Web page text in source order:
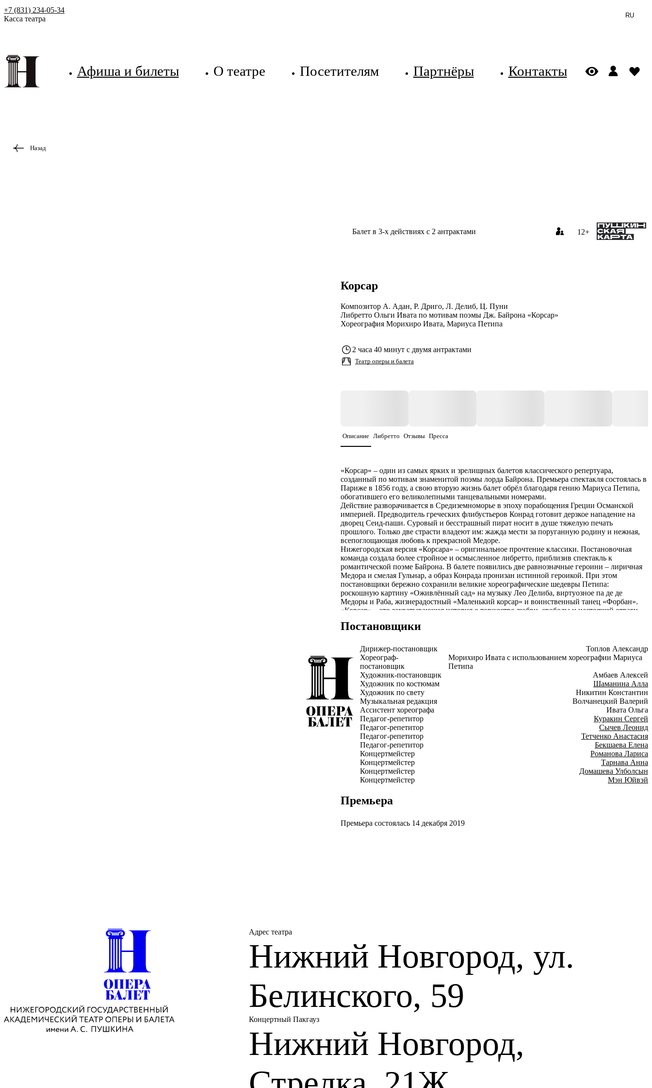
+7 (831) 234-05-34
Касса театра
RU
Афиша и билеты О театре Посетителям Партнёры Контакты
Назад
Балет в 3-х действиях с 2 антрактами 12+
Корсар
Композитор А. Адан, Р. Дриго, Л. Делиб, Ц. Пуни
Либретто Ольги Ивата по мотивам поэмы Дж. Байрона «Корсар»
Хореография Морихиро Ивата, Мариуса Петипа
2 часа 40 минут с двумя антрактами
Театр оперы и балета
Описание Либретто Отзывы Пресса
«Корсар» – один из самых ярких и зрелищных балетов классического репертуара,
созданный по мотивам знаменитой поэмы лорда Байрона. Премьера спектакля состоялась в
Париже в 1856 году, а свою вторую жизнь балет обрёл благодаря гению Мариуса Петипа,
обогатившего его великолепными танцевальными номерами.
Действие разворачивается в Средиземноморье в эпоху порабощения Греции Османской
империей. Предводитель греческих флибустьеров Конрад готовит дерзкое нападение на
дворец Сеид-паши. Суровый и бесстрашный пират носит в душе тяжелую печать
прошлого. Только две страсти владеют им: жажда мести за поруганную родину и нежная,
всепоглощающая любовь к прекрасной Медоре.
Нижегородская версия «Корсара» – оригинальное прочтение классики. Постановочная
команда создала более стройное и осмысленное либретто, приблизив спектакль к
романтической поэме Байрона. В балете появились две равнозначные героини – лиричная
Медора и смелая Гульнар, а образ Конрада пронизан истинной героикой. При этом
постановщики бережно сохранили великие хореографические шедевры Петипа:
роскошную картину «Оживлённый сад» на музыку Лео Делиба, виртуозное па де де
Медоры и Раба, жизнерадостный «Маленький корсар» и воинственный танец «Форбан».
«Корсар» – это захватывающая история о торжестве любви, свободы и настоящей отваги,
Постановщики
Дирижер-постановщик
Топлов Александр
Хореограф-
постановщик
Морихиро Ивата с использованием хореографии Мариуса
Петипа
Художник-постановщик
Амбаев Алексей
Художник по костюмам
Шаманина Алла
Художник по свету
Никитин Константин
Музыкальная редакция
Волчанецкий Валерий
Ассистент хореографа
Ивата Ольга
Педагог-репетитор
Куракин Сергей
Педагог-репетитор
Сычев Леонид
Педагог-репетитор
Тетченко Анастасия
Педагог-репетитор
Бекшаева Елена
Концертмейстер
Романова Лариса
Концертмейстер
Тарнава Анна
Концертмейстер
Домашева Улболсын
Концертмейстер
Мэн Юйвэй
Премьера
Премьера состоялась 14 декабря 2019
Адрес театра
Нижний Новгород, ул.
Белинского, 59
Концертный Пакгауз
Нижний Новгород,